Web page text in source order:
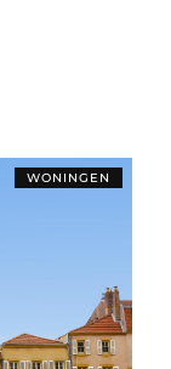
WONINGEN